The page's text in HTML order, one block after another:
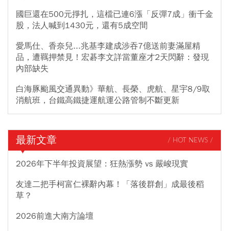
國巨還在500元掙扎，這檔已連6漲「反彈7成」衝千金
股，法人喊到1430元，還有5成空間
愛馬仕、香奈兒...兆基李建成涉吞7億送前妻滿屋精
品，遭羈押禁見！宏碁李文詳當董座才2天閃辭：發現
內部缺失
白海豚颱風交通異動》華航、長榮、虎航、星宇8/9取
消航班，台鐵高鐵捷運航運公路管制不斷更新
最新文章 / HOT NEWS /
2026年下半年投資展望：狂熱漲勢 vs 嚴峻現實
友達二把手柯富仁裸辭內幕！「落後群創」成最後稻
草？
2026前進大南方論壇